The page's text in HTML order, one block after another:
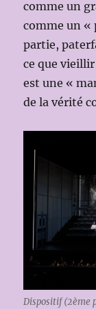
comme un
comme un «
partie,
ce que
est une «
de la vérité
Dispositif (2ème